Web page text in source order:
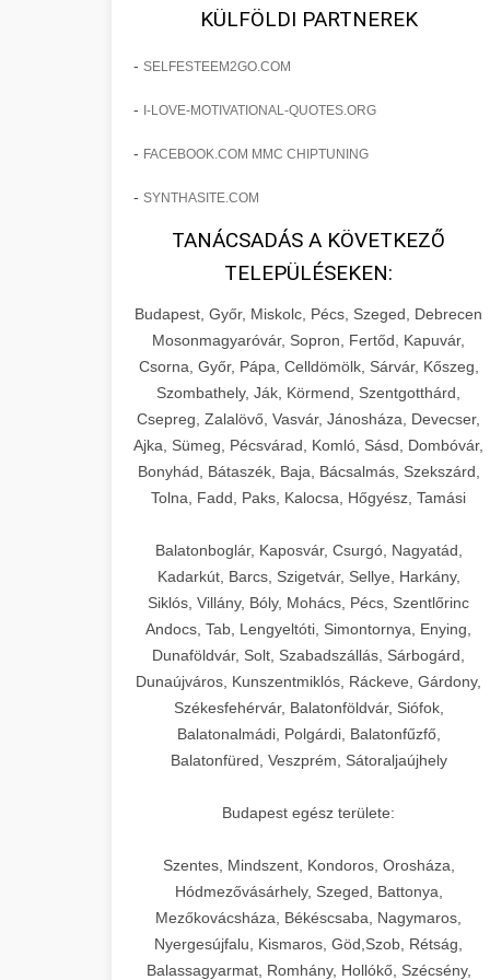
sebészeti praxisban.
páciensszám növekedés
os Növekedést
Lépésről lépésre marketing tervrajz,
eredményezett. Ismerje meg a
szonyegtisztito.net
marketing stratégiai tervrajz
os Növekedésének
Története
Teljes dokumentáció egy klinika
átalakulási útjáról, bemutatva az utat a
küzdő praxistól a virágzó vállalkozásig
150%-os növekedéssel.
szonyegtakaritas.org
klinika átalakulási történet
🎪 18. Szemhéjplasztika
Iránti Érdeklődés 150%-
Technikák és módszerek a páciensek
érdeklődésének és elkötelezettségének
drámai növeléséhez. Egy 150%-os
fellendülési esettanulmány gyakorlati
betekintésekkel.
weboldal-keszites.co
elkötelezettség erősítési módszerek
🎮 19. AI Google Ads és
Meta Kampány Kezelés +
Fejlett AI-alapú Google Ads és Meta
hirdetési kampánykezelés.
Optimalizálja hirdetési költségvetését
aikampany.hu
AI hirdetési automatizálás
🍞 20. Ipari Dagasztógép +
Professzionális ipari dagasztógépek és
tésztakeverő gépek pékségek és
kereskedelmi konyhák számára.
Masszív konstrukció megbízható
teljesítményhez.
chef-iparikonyhagepek.hu
kereskedelmi tésztakeverő
🔪 21. Ipari Szeletelőgép+
Ipari hús- és sajtszeletelő gépek
professzionális élelmiszer-
előkészítéshez. Precíziós vágás
állítható vastagság beállítással.
chef-iparikonyhagepek.hu
professzionális élelmiszer szeletelő
📦 22. Vákuumozó Gép +
Kereskedelmi vákuumcsomagoló
berendezések élelmiszerek
szavatossági időt és tartsa meg a
chef-iparikonyhagepek.hu
vákuum lezáró berendezés
🎁 23. Vákuumfóliázó
+
professzionális élelmiszer-csomagolási
műveletekhez. Hatékony lezárási és
tartósítási megoldások.
chef-iparikonyhagepek.hu
🔥 24. Ipari Sütő és
Gőzpároló
+
Kereskedelmi légkeveréses sütők és
KÜLFÖLDI PARTNEREK
- SELFESTEEM2GO.COM
- I-LOVE-MOTIVATIONAL-QUOTES.ORG
- FACEBOOK.COM MMC CHIPTUNING
- SYNTHASITE.COM
TANÁCSADÁS A KÖVETKEZŐ
TELEPÜLÉSEKEN:
Budapest, Győr, Miskolc, Pécs, Szeged, Debrecen
Mosonmagyaróvár, Sopron, Fertőd, Kapuvár,
Csorna, Győr, Pápa, Celldömölk, Sárvár, Kőszeg,
Szombathely, Ják, Körmend, Szentgotthárd,
Csepreg, Zalalövő, Vasvár, Jánosháza, Devecser,
Ajka, Sümeg, Pécsvárad, Komló, Sásd, Dombóvár,
Bonyhád, Bátaszék, Baja, Bácsalmás, Szekszárd,
Tolna, Fadd, Paks, Kalocsa, Hőgyész, Tamási
Balatonboglár, Kaposvár, Csurgó, Nagyatád,
Kadarkút, Barcs, Szigetvár, Sellye, Harkány,
Siklós, Villány, Bóly, Mohács, Pécs, Szentlőrinc
Andocs, Tab, Lengyeltóti, Simontornya, Enying,
Dunaföldvár, Solt, Szabadszállás, Sárbogárd,
Dunaújváros, Kunszentmiklós, Ráckeve, Gárdony,
Székesfehérvár, Balatonföldvár, Siófok,
Balatonalmádi, Polgárdi, Balatonfűzfő,
Balatonfüred, Veszprém, Sátoraljaújhely
Budapest egész területe:
Szentes, Mindszent, Kondoros, Orosháza,
Hódmezővásárhely, Szeged, Battonya,
Mezőkovácsháza, Békéscsaba, Nagymaros,
Nyergesújfalu, Kismaros, Göd,Szob, Rétság,
Balassagyarmat, Romhány, Hollókő, Szécsény,